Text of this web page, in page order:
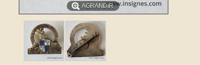
AGRANDIR